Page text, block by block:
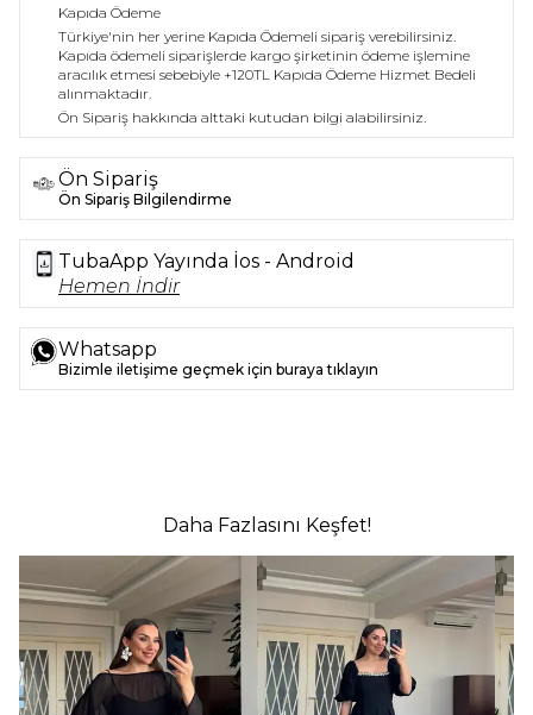
Kapıda Ödeme
Türkiye'nin her yerine Kapıda Ödemeli sipariş verebilirsiniz.
Kapıda ödemeli siparişlerde kargo şirketinin ödeme işlemine
aracılık etmesi sebebiyle +120TL Kapıda Ödeme Hizmet Bedeli
alınmaktadır.
Ön Sipariş hakkında alttaki kutudan bilgi alabilirsiniz.
Ön Sipariş
Ön Sipariş Bilgilendirme
TubaApp Yayında İos - Android
Hemen İndir
Whatsapp
Bizimle iletişime geçmek için buraya tıklayın
Daha Fazlasını Keşfet!